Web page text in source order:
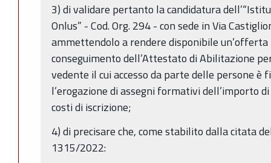
3) di validare pertanto la candidatura
Onlus” - Cod. Org. 294 - con sede in Via
ammettendolo a rendere disponibile
conseguimento dell’Attestato di Abilitazione
vedente il cui accesso da parte delle persone
l’erogazione di assegni formativi dell’importo
costi di iscrizione;
4) di precisare che, come stabilito dalla citata
1315/2022: